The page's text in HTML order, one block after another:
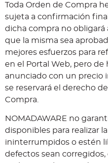
Toda Orden de Compra
sujeta a confirmación
dicha compra no obligará
que la misma sea
mejores esfuerzos para
en el Portal Web, pero
anunciado con un precio
se reservará el derecho
Compra.
NOMADAWARE no
disponibles para realizar
ininterrumpidos o estén
defectos sean corregidos,